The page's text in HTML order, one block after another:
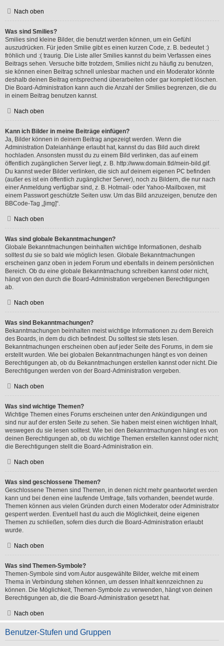
Nach oben
Was sind Smilies?
Smilies sind kleine Bilder, die benutzt werden können, um ein Gefühl
auszudrücken. Für jeden Smilie gibt es einen kurzen Code, z. B. bedeutet :)
fröhlich und :( traurig. Die Liste aller Smilies kannst du beim Verfassen eines
Beitrags sehen. Versuche bitte trotzdem, Smilies nicht zu häufig zu benutzen,
sie können einen Beitrag schnell unlesbar machen und ein Moderator könnte
deshalb deinen Beitrag entsprechend überarbeiten oder gar komplett löschen.
Die Board-Administration kann auch die Anzahl der Smilies begrenzen, die du
in einem Beitrag benutzen kannst.
Nach oben
Kann ich Bilder in meine Beiträge einfügen?
Ja, Bilder können in deinem Beitrag angezeigt werden. Wenn die
Administration Dateianhänge erlaubt hat, kannst du das Bild auch direkt
hochladen. Ansonsten musst du zu einem Bild verlinken, das auf einem
öffentlich zugänglichen Server liegt, z. B. http://www.domain.tld/mein-bild.gif.
Du kannst weder Bilder verlinken, die sich auf deinem eigenen PC befinden
(außer es ist ein öffentlich zugänglicher Server), noch zu Bildern, die nur nach
einer Anmeldung verfügbar sind, z. B. Hotmail- oder Yahoo-Mailboxen, mit
einem Passwort geschützte Seiten usw. Um das Bild anzuzeigen, benutze den
BBCode-Tag „[img]“.
Nach oben
Was sind globale Bekanntmachungen?
Globale Bekanntmachungen beinhalten wichtige Informationen, deshalb
solltest du sie so bald wie möglich lesen. Globale Bekanntmachungen
erscheinen ganz oben in jedem Forum und ebenfalls in deinem persönlichen
Bereich. Ob du eine globale Bekanntmachung schreiben kannst oder nicht,
hängt von den durch die Board-Administration vergebenen Berechtigungen
ab.
Nach oben
Was sind Bekanntmachungen?
Bekanntmachungen beinhalten meist wichtige Informationen zu dem Bereich
des Boards, in dem du dich befindest. Du solltest sie stets lesen.
Bekanntmachungen erscheinen oben auf jeder Seite des Forums, in dem sie
erstellt wurden. Wie bei globalen Bekanntmachungen hängt es von deinen
Berechtigungen ab, ob du Bekanntmachungen erstellen kannst oder nicht. Die
Berechtigungen werden von der Board-Administration vergeben.
Nach oben
Was sind wichtige Themen?
Wichtige Themen eines Forums erscheinen unter den Ankündigungen und
sind nur auf der ersten Seite zu sehen. Sie haben meist einen wichtigen Inhalt,
weswegen du sie lesen solltest. Wie bei den Bekanntmachungen hängt es von
deinen Berechtigungen ab, ob du wichtige Themen erstellen kannst oder nicht;
die Berechtigungen stellt die Board-Administration ein.
Nach oben
Was sind geschlossene Themen?
Geschlossene Themen sind Themen, in denen nicht mehr geantwortet werden
kann und bei denen eine laufende Umfrage, falls vorhanden, beendet wurde.
Themen können aus vielen Gründen durch einen Moderator oder Administrator
gesperrt werden. Eventuell hast du auch die Möglichkeit, deine eigenen
Themen zu schließen, sofern dies durch die Board-Administration erlaubt
wurde.
Nach oben
Was sind Themen-Symbole?
Themen-Symbole sind vom Autor ausgewählte Bilder, welche mit einem
Thema in Verbindung stehen können, um dessen Inhalt kennzeichnen zu
können. Die Möglichkeit, Themen-Symbole zu verwenden, hängt von deinen
Berechtigungen ab, die die Board-Administration gesetzt hat.
Nach oben
Benutzer-Stufen und Gruppen